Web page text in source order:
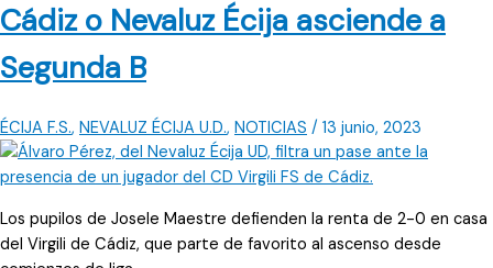
a
segundos
un
ascenso
que
el
Virgili
Cádiz o Nevaluz Écija asciende a
Segunda B
ÉCIJA F.S., NEVALUZ ÉCIJA U.D., NOTICIAS / 13 junio, 2023
Los pupilos de Josele Maestre defienden la renta de 2-0 en casa
del Virgili de Cádiz, que parte de favorito al ascenso desde